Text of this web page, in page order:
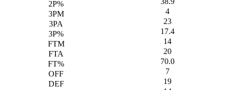
4
23
17.4
14
20
70.0
7
19